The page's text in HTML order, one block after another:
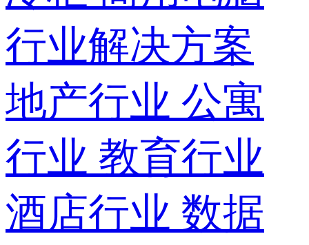
行业解决方案
地产行业 公寓
行业 教育行业
酒店行业 数据